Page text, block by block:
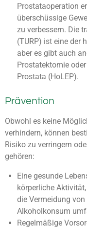
Prostataoperation
überschüssige
zu verbessern. Die
(TURP) ist eine der
aber es gibt auch
Prostatektomie
Prostata (HoLEP).
Prävention
Obwohl es keine
verhindern, können
Risiko zu verringern
gehören:
Eine gesunde
körperliche
die Vermeidung
Alkoholkonsum
Regelmäßige